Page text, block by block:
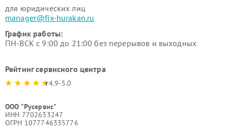
для юридических лиц
manager@fix-hurakan.ru
График работы:
ПН-ВСК с 9:00 до 21:00 без перерывов и выходных
Рейтинг сервисного центра
4.9-5.0
ООО "Русервис"
ИНН 7702633247
ОГРН 1077746335776